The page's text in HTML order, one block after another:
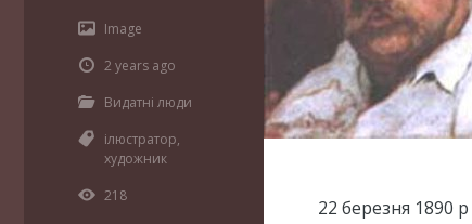
22 березня 1890 р
Image
2 years ago
Видатні люди
ілюстратор,
художник
218